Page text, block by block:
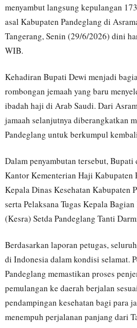
menyambut langsung kepulangan
asal Kabupaten Pandeglang di
Tangerang, Senin (29/6/2026) dini
WIB.
Kehadiran Bupati Dewi menjadi
rombongan jemaah yang baru
ibadah haji di Arab Saudi. Dari
jamaah selanjutnya diberangkatkan
Pandeglang untuk berkumpul
Dalam penyambutan tersebut,
Kantor Kementerian Haji Kabupaten
Kepala Dinas Kesehatan Kabupaten
serta Pelaksana Tugas Kepala
(Kesra) Setda Pandeglang Tanti
Berdasarkan laporan petugas,
di Indonesia dalam kondisi selamat.
Pandeglang memastikan proses
pemulangan ke daerah berjalan
pendampingan kesehatan bagi para
menempuh perjalanan panjang dari